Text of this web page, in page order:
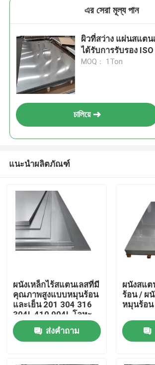
บ้าน
ผลิตภัณฑ์
วิดีโอ
এর সেরা মূল্য পান
ผิวที่สว่าง แผ่นสแตน
ได้รับการรับรอง ISO
MOQ： 1Ton
চালিয়ে
แนะนำผลิตภัณฑ์
ผนังเหล็กไร้สแตนเลสที่มี
คุณภาพสูงแบบหมุนร้อน
และเย็น 201 304 316
304L 410 904L โลหะ
เหล็กไร้สแตนเลส
ส่งคำถาม
ผนังสแ
ร้อน / ผ
หมุนร้อน